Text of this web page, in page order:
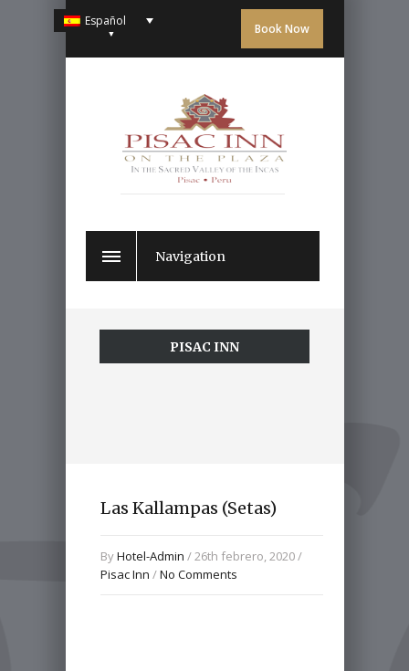
Book Now
Español
Navigation
PISAC INN
Las Kallampas (Setas)
ByHotel-Admin / 26th febrero, 2020 /
Pisac Inn /No Comments